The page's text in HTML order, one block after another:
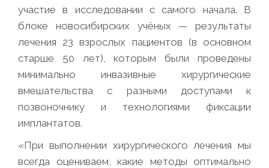
участие в исследовании с самого начала. В
блоке новосибирских учёных — результаты
лечения 23 взрослых пациентов (в основном
старше 50 лет), которым были проведены
минимально инвазивные хирургические
вмешательства с разными доступами к
позвоночнику и технологиями фиксации
имплантатов.
«При выполнении хирургического лечения мы
всегда оцениваем, какие методы оптимально